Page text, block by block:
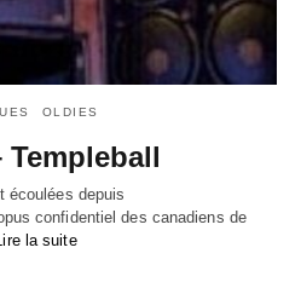
OLDIES
écoulées depuis
confidentiel des canadiens de
la suite